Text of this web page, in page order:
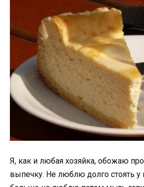
Я, как и любая хозяйка, обожаю
выпечку. Не люблю долго стоять у